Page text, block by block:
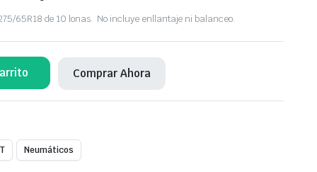
65R18 de 10 lonas. No incluye enllantaje ni balanceo.
Comprar Ahora
Neumáticos